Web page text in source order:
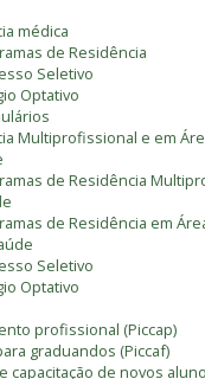
médica
de Residência
Seletivo
Optativo
Multiprofissional e em
de Residência
de Residência em
Seletivo
Optativo
profissional (Piccap)
graduandos (Piccaf)
capacitação de novos